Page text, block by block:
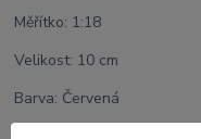
Měřítko: 1:18
Velikost: 10 cm
Barva: Červená